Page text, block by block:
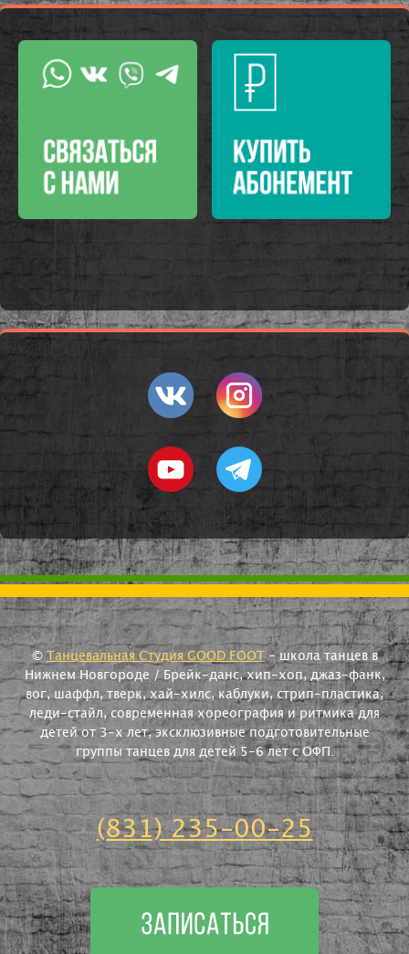
©Танцевальная Студия GOOD FOOT- школа танцев в
Нижнем Новгороде / Брейк-данс, хип-хоп, джаз-фанк,
вог, шаффл, тверк, хай-хилс, каблуки, стрип-пластика,
леди-стайл, современная хореография и ритмика для
детей от 3-х лет, эксклюзивные подготовительные
группы танцев для детей 5-6 лет с ОФП.
(831) 235-00-25